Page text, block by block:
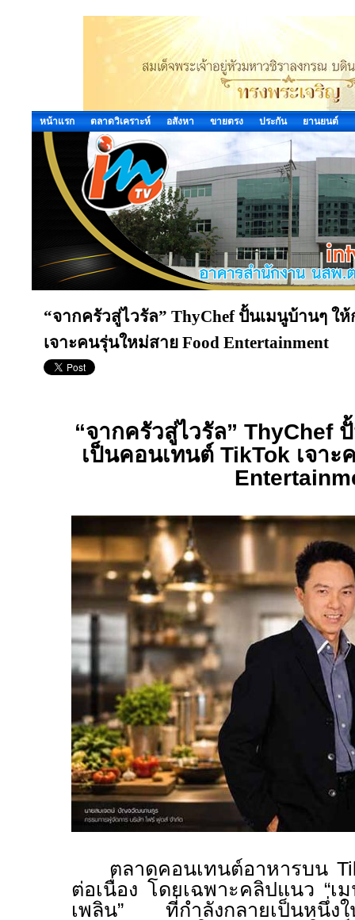
หน้าแรก ตลาดวิเคราะห์ อสังหา ขายตรง ประกัน ยานยนต์
“จากครัวสู่ไวรัล” ThyChef ปั้นเมนูบ้านๆ ใ
เจาะคนรุ่นใหม่สาย Food Entertainment
“จากครัวสู่ไวรัล” ThyChef
เป็นคอนเทนต์ TikTok เจา
ตลาดคอนเทนต์อาหารบน
ต่อเนื่อง โดยเฉพาะคลิปแนว “เ
เพลิน” ที่กำลังกลายเป็นหนึ่งใ